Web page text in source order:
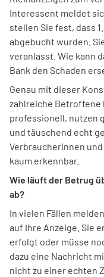
Interessent meldet
stellen Sie fest, dass
abgebucht wurden.
veranlasst. Wie kann
Bank den Schaden
Genau mit dieser
zahlreiche Betroffene
professionell, nutzen
und täuschend echt
Verbraucherinnen
kaum erkennbar.
Wie läuft der Betrug
ab?
In vielen Fällen
auf Ihre Anzeige. Sie
erfolgt oder müsse
dazu eine Nachricht
nicht zu einer echten